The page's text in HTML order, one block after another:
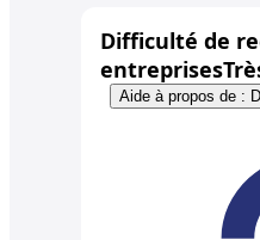
Difficulté de
entreprises
Aide à propos de :